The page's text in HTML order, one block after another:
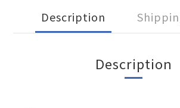
Description
Description